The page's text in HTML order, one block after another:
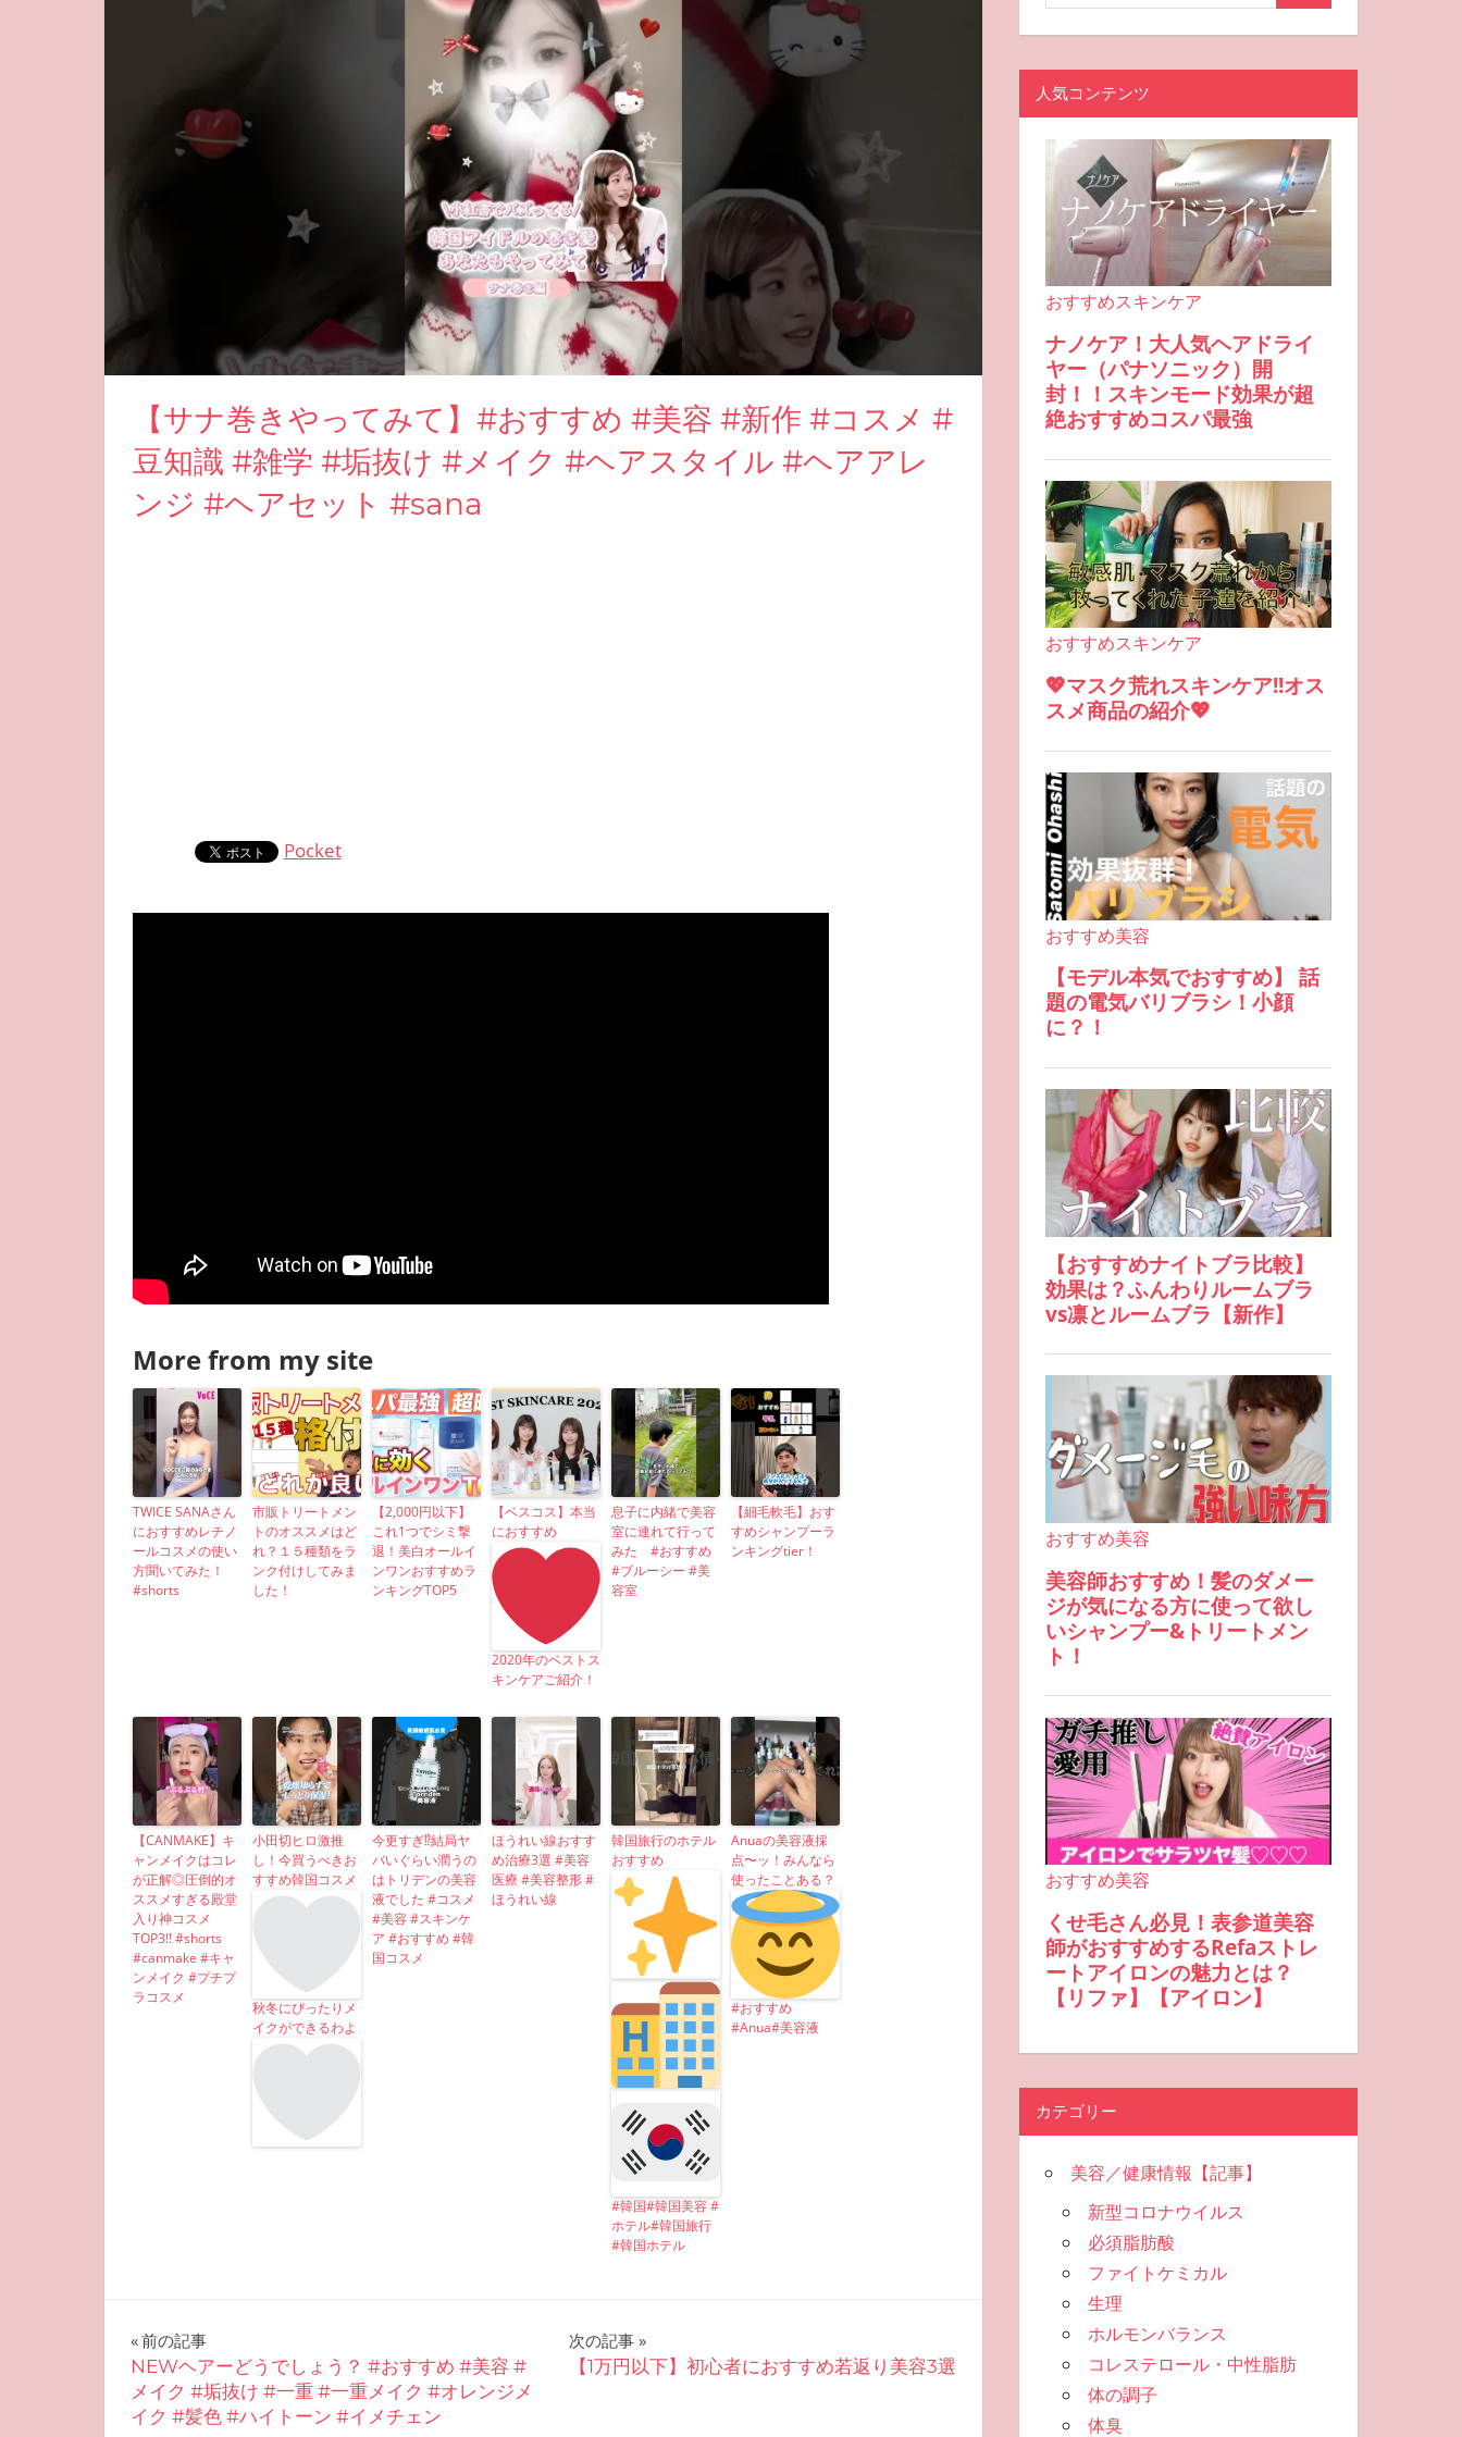
【サナ巻きやってみて】#おすすめ #美容 #新作 #コスメ #
豆知識 #雑学 #垢抜け #メイク #ヘアスタイル #ヘアアレ
ンジ #ヘアセット #sana
Pocket
More from my site
TWICE SANAさん
におすすめレチノ
ールコスメの使い
方聞いてみた！
#shorts
市販トリートメン
トのオススメはど
れ？１５種類をラ
ンク付けしてみま
した！
【2,000円以下】
これ1つでシミ撃
退！美白オールイ
ンワンおすすめラ
ンキングTOP5
【ベスコス】本当
におすすめ
2020年のベストス
キンケアご紹介！
息子に内緒で美容
室に連れて行って
みた #おすすめ
#ブルーシー #美
容室
【細毛軟毛】おす
すめシャンプーラ
ンキングtier！
【CANMAKE】キ
ャンメイクはコレ
が正解◎圧倒的オ
ススメすぎる殿堂
入り神コスメ
TOP3!! #shorts
#canmake #キャ
ンメイク #プチプ
ラコスメ
小田切ヒロ激推
し！今買うべきお
すすめ韓国コスメ
秋冬にぴったりメ
イクができるわよ
今更すぎ⁉︎結局ヤ
バいぐらい潤うの
はトリデンの美容
液でした #コスメ
#美容 #スキンケ
ア #おすすめ #韓
国コスメ
ほうれい線おすす
め治療3選 #美容
医療 #美容整形 #
ほうれい線
韓国旅行のホテル
おすすめ
#韓国#韓国美容 #
ホテル#韓国旅行
#韓国ホテル
Anuaの美容液採
点〜ッ！みんなら
使ったことある？
#おすすめ
#Anua#美容液
投
稿
前の記事
NEWヘアーどうでしょう？ #おすすめ #美容 #
メイク #垢抜け #一重 #一重メイク #オレンジメ
イク #髪色 #ハイトーン #イメチェン
次の記事
【1万円以下】初心者におすすめ若返り美容3選
人気コンテンツ
カテゴリー
美容／健康情報【記事】
新型コロナウイルス
必須脂肪酸
ファイトケミカル
生理
ホルモンバランス
コレステロール・中性脂肪
体の調子
体臭